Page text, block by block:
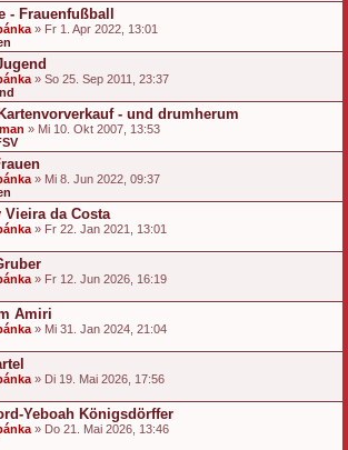
- Frauenfußball
» Fr 1. Apr 2022, 13:01
» So 25. Sep 2011, 23:37
- und drumherum
» Mi 10. Okt 2007, 13:53
» Mi 8. Jun 2022, 09:37
Vieira da Costa
» Fr 22. Jan 2021, 13:01
» Fr 12. Jun 2026, 16:19
Amiri
» Mi 31. Jan 2024, 21:04
» Di 19. Mai 2026, 17:56
Yeboah Königsdörffer
» Do 21. Mai 2026, 13:46